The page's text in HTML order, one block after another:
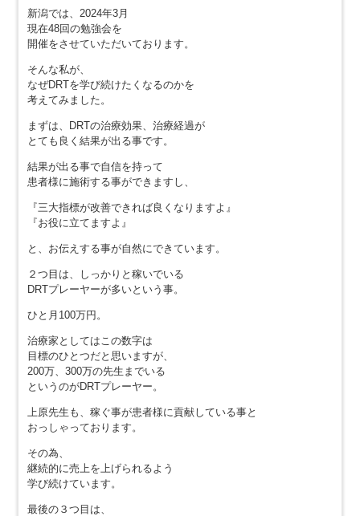
新潟では、2024年3月
現在48回の勉強会を
開催をさせていただいております。
そんな私が、
なぜDRTを学び続けたくなるのかを
考えてみました。
まずは、DRTの治療効果、治療経過が
とても良く結果が出る事です。
結果が出る事で自信を持って
患者様に施術する事ができますし、
『三大指標が改善できれば良くなりますよ』
『お役に立てますよ』
と、お伝えする事が自然にできています。
２つ目は、しっかりと稼いでいる
DRTプレーヤーが多いという事。
ひと月100万円。
治療家としてはこの数字は
目標のひとつだと思いますが、
200万、300万の先生までいる
というのがDRTプレーヤー。
上原先生も、稼ぐ事が患者様に貢献している事と
おっしゃっております。
その為、
継続的に売上を上げられるよう
学び続けています。
最後の３つ目は、